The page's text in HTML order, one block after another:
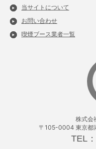
当サイトについて
お問い合わせ
喫煙ブース業者一覧
株式会
〒105-0004 東京都
TEL